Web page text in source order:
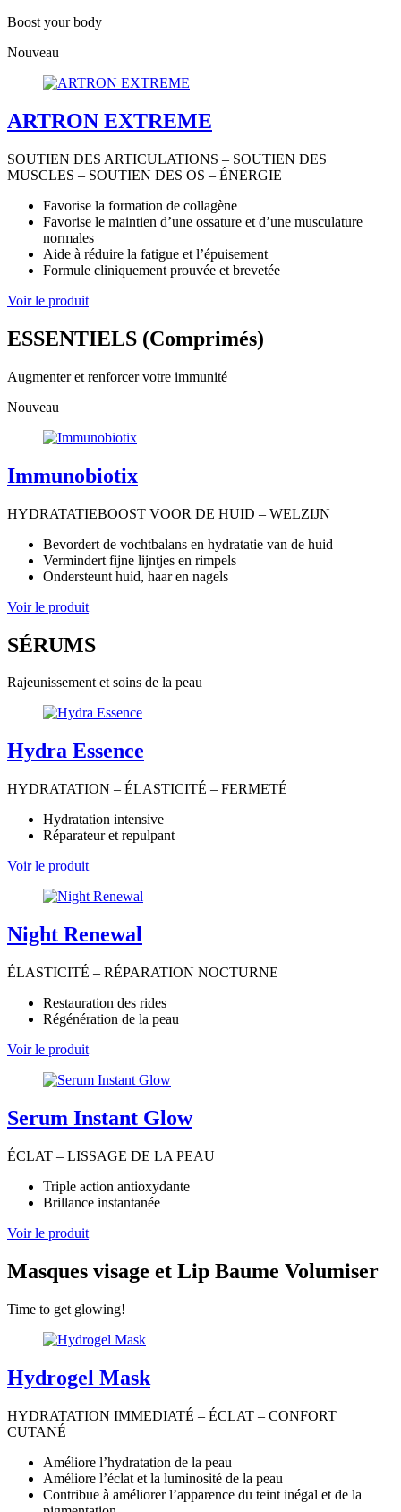
Boost your body
Nouveau
ARTRON EXTREME
SOUTIEN DES ARTICULATIONS – SOUTIEN DES
MUSCLES – SOUTIEN DES OS – ÉNERGIE
Favorise la formation de collagène
Favorise le maintien d’une ossature et d’une musculature
normales
Aide à réduire la fatigue et l’épuisement
Formule cliniquement prouvée et brevetée
Voir le produit
ESSENTIELS (Comprimés)
Augmenter et renforcer votre immunité
Nouveau
Immunobiotix
HYDRATATIEBOOST VOOR DE HUID – WELZIJN
Bevordert de vochtbalans en hydratatie van de huid
Vermindert fijne lijntjes en rimpels
Ondersteunt huid, haar en nagels
Voir le produit
SÉRUMS
Rajeunissement et soins de la peau
Hydra Essence
HYDRATATION – ÉLASTICITÉ – FERMETÉ
Hydratation intensive
Réparateur et repulpant
Voir le produit
Night Renewal
ÉLASTICITÉ – RÉPARATION NOCTURNE
Restauration des rides
Régénération de la peau
Voir le produit
Serum Instant Glow
ÉCLAT – LISSAGE DE LA PEAU
Triple action antioxydante
Brillance instantanée
Voir le produit
Masques visage et Lip Baume Volumiser
Time to get glowing!
Hydrogel Mask
HYDRATATION IMMEDIATÉ – ÉCLAT – CONFORT
CUTANÉ
Améliore l’hydratation de la peau
Améliore l’éclat et la luminosité de la peau
Contribue à améliorer l’apparence du teint inégal et de la